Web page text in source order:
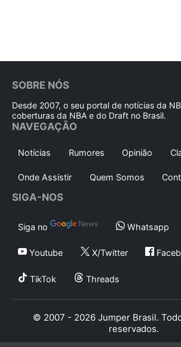
SOBRE NÓS
Desde 2007, o seu portal de notícias da
coberturas da NBA e do Draft no Brasil.
NAVEGAÇÃO
Notícias Rumores Opinião
Onde Assistir Quem Somos
SIGA-NOS
Siga no Whatsapp
Youtube X/Twitter
TikTok Threads
© 2007 - 2026 Jumper Brasil.
reservados.